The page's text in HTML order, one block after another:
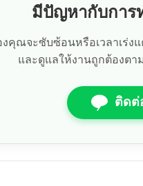
มีปัญหากับการ
งคุณจะซับซ้อนหรือเวลาเร่
และดูแลให้งานถูกต้องต
ติดต่